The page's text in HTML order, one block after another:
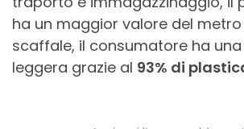
ha un maggior valore del
scaffale, il consumatore ha
leggera grazie al 93% di